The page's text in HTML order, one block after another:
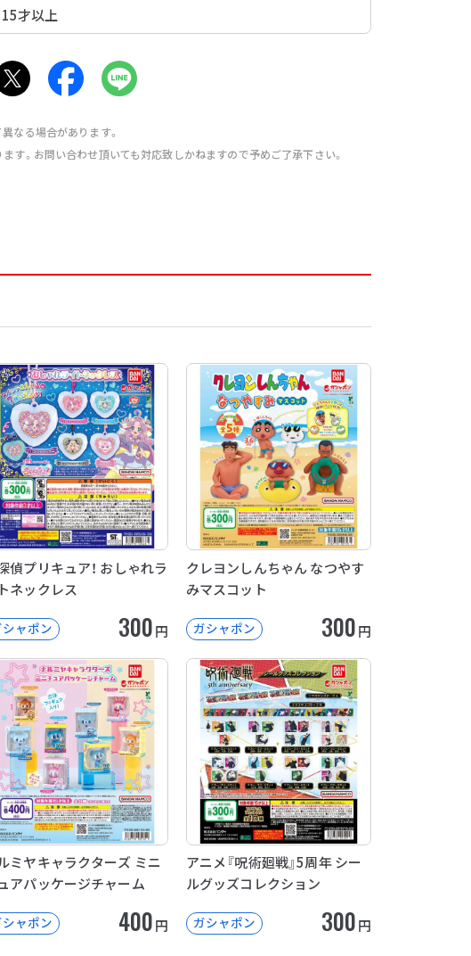
15才以上
なる場合があります。
す。お問い合わせ頂いても対応致しかねますので予めご了承下さい。
偵プリキュア！ おしゃれラ
ネックレス
シャポン 300円
クレヨンしんちゃん なつやす
みマスコット
ガシャポン 300円
ミヤキャラクターズ ミニ
アパッケージチャーム
シャポン 400円
アニメ『呪術廻戦』5周年 シー
ルグッズコレクション
ガシャポン 300円